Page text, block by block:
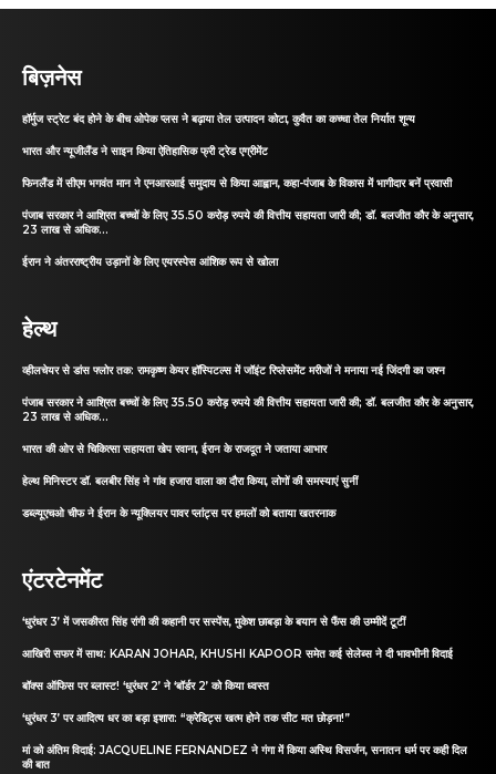
बिज़नेस
हॉर्मुज स्ट्रेट बंद होने के बीच ओपेक प्लस ने बढ़ाया तेल उत्पादन कोटा, कुवैत का कच्चा तेल निर्यात शून्य
भारत और न्यूजीलैंड ने साइन किया ऐतिहासिक फ्री ट्रेड एग्रीमेंट
फिनलैंड में सीएम भगवंत मान ने एनआरआई समुदाय से किया आह्वान, कहा-पंजाब के विकास में भागीदार बनें प्रवासी
पंजाब सरकार ने आश्रित बच्चों के लिए 35.50 करोड़ रुपये की वित्तीय सहायता जारी की; डॉ. बलजीत कौर के अनुसार,
23 लाख से अधिक...
ईरान ने अंतरराष्ट्रीय उड़ानों के लिए एयरस्पेस आंशिक रूप से खोला
हेल्थ
व्हीलचेयर से डांस फ्लोर तक: रामकृष्ण केयर हॉस्पिटल्स में जॉइंट रिप्लेसमेंट मरीजों ने मनाया नई जिंदगी का जश्न
पंजाब सरकार ने आश्रित बच्चों के लिए 35.50 करोड़ रुपये की वित्तीय सहायता जारी की; डॉ. बलजीत कौर के अनुसार,
23 लाख से अधिक...
भारत की ओर से चिकित्सा सहायता खेप रवाना, ईरान के राजदूत ने जताया आभार
हेल्थ मिनिस्टर डॉ. बलबीर सिंह ने गांव हजारा वाला का दौरा किया, लोगों की समस्याएं सुनीं
डब्ल्यूएचओ चीफ ने ईरान के न्यूक्लियर पावर प्लांट्स पर हमलों को बताया खतरनाक
एंटरटेनमेंट
‘धुरंधर 3’ में जसकीरत सिंह रांगी की कहानी पर सस्पेंस, मुकेश छाबड़ा के बयान से फैंस की उम्मीदें टूटीं
आखिरी सफर में साथ: KARAN JOHAR, KHUSHI KAPOOR समेत कई सेलेब्स ने दी भावभीनी विदाई
बॉक्स ऑफिस पर ब्लास्ट! ‘धुरंधर 2’ ने ‘बॉर्डर 2’ को किया ध्वस्त
‘धुरंधर 3’ पर आदित्य धर का बड़ा इशारा: “क्रेडिट्स खत्म होने तक सीट मत छोड़ना!”
मां को अंतिम विदाई: JACQUELINE FERNANDEZ ने गंगा में किया अस्थि विसर्जन, सनातन धर्म पर कही दिल
की बात